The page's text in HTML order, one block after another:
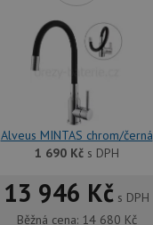
Alveus MINTAS chrom/černá
1 690 Kčs DPH
13 946 Kč s DPH
Běžná cena: 14 680 Kč